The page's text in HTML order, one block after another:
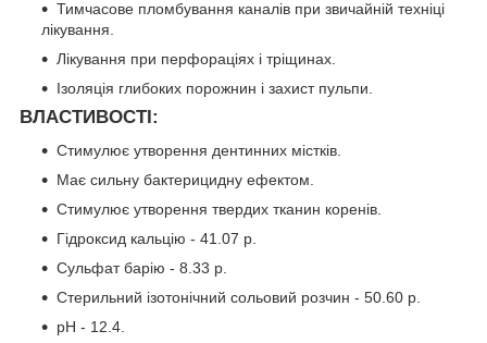
Тимчасове пломбування каналів при звичайній техніці
лікування.
Лікування при перфораціях і тріщинах.
Ізоляція глибоких порожнин і захист пульпи.
ВЛАСТИВОСТІ :
Стимулює утворення дентинних містків.
Має сильну бактерицидну ефектом.
Стимулює утворення твердих тканин коренів.
Гідроксид кальцію - 41.07 р.
Сульфат барію - 8.33 р.
Стерильний ізотонічний сольовий розчин - 50.60 р.
рН - 12.4.